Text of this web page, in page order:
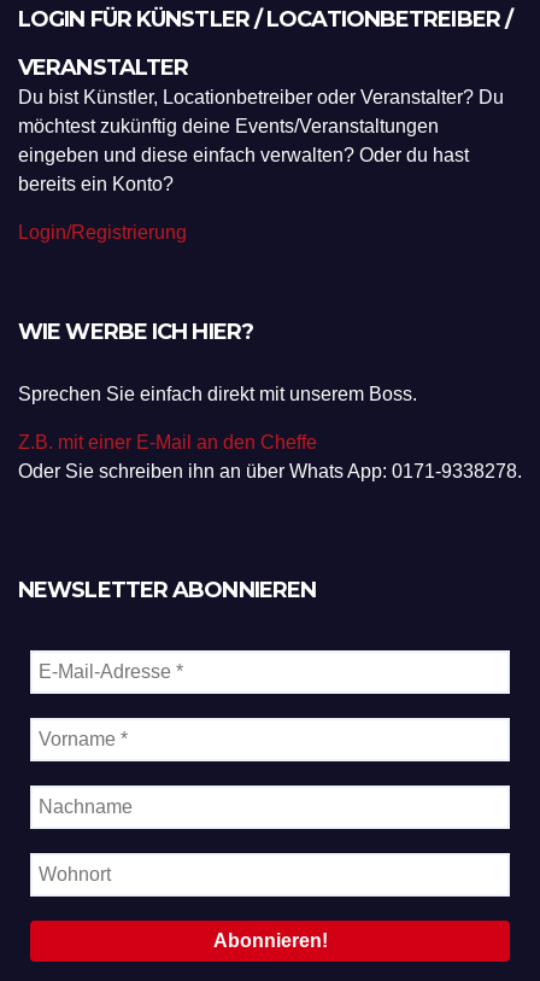
LOGIN FÜR KÜNSTLER / LOCATIONBETREIBER /
VERANSTALTER
Du bist Künstler, Locationbetreiber oder Veranstalter? Du
möchtest zukünftig deine Events/Veranstaltungen
eingeben und diese einfach verwalten? Oder du hast
bereits ein Konto?
Login/Registrierung
WIE WERBE ICH HIER?
Sprechen Sie einfach direkt mit unserem Boss.
Z.B. mit einer E-Mail an den Cheffe
Oder Sie schreiben ihn an über Whats App: 0171-9338278.
NEWSLETTER ABONNIEREN